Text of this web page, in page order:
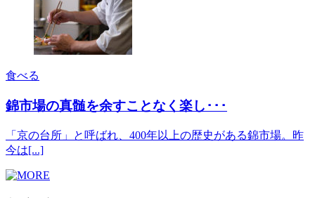
食べる
錦市場の真髄を余すことなく楽し･･･
「京の台所」と呼ばれ、400年以上の歴史がある錦市場。昨
今は[...]